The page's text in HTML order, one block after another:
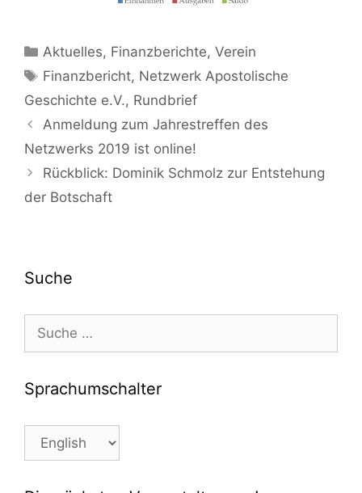
Kategorien
Aktuelles, Finanzberichte,Verein
Schlagwörter
Finanzbericht, Netzwerk Apostolische
Geschichte e.V., Rundbrief
Beitrags-
Navigation
Anmeldung zum Jahrestreffen des
Netzwerks 2019 ist online!
Rückblick: Dominik Schmolz zur Entstehung
der Botschaft
Suche
nach:
Sprachumschalter
Sprachumschalter